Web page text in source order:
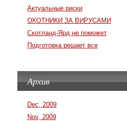
Актуальные риски
ОХОТНИКИ ЗА ВИРУСАМИ
Скотланд-Ярд не поможет
Подготовка решает все
Архив
Dec, 2009
Nov, 2009